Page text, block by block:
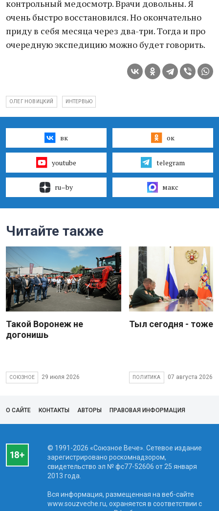
контрольный медосмотр. Врачи довольны. Я
очень быстро восстановился. Но окончательно
приду в себя месяца через два-три. Тогда и про
очередную экспедицию можно будет говорить.
ОЛЕГ НОВИЦКИЙ ИНТЕРВЬЮ
вк ок
youtube telegram
ru–by макс
Читайте также
Такой Воронеж не
догонишь
СОЮЗНОЕ 29 июля 2026
Тыл сегодня - тоже
ПОЛИТИКА 07 августа 2026
О САЙТЕ КОНТАКТЫ АВТОРЫ ПРАВОВАЯ ИНФОРМАЦИЯ
© 1991-2026 «Союзное Вече». Сетевое издание
зарегистрировано роскомнадзором,
свидетельство эл № фc77-52606 от 25 января
2013 года.
Вся информация, размещенная на веб-сайте
www.souzveche.ru, охраняется в соответствии с